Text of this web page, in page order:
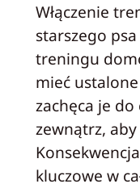
Włączenie
starszego
treningu
mieć
zachęca je
zewnątrz, aby
kluczowe w